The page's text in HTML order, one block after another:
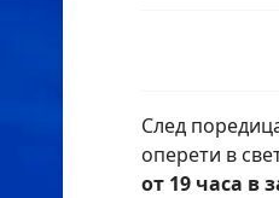
След
оперети в
от 19 часа в